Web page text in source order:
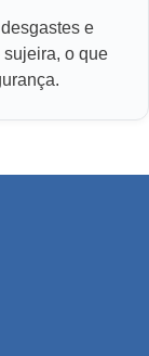
e
sujeira, o que